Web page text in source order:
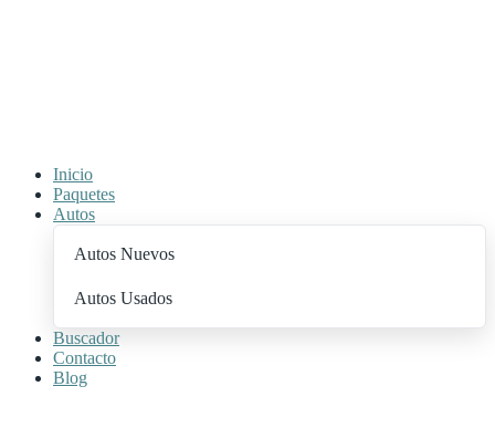
Inicio
Paquetes
Autos
Autos Nuevos
Autos Usados
Buscador
Contacto
Blog